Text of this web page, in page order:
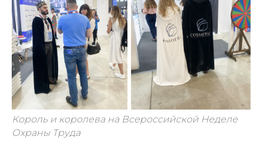
Король и королева на Всероссийской Неделе
Охраны Труда